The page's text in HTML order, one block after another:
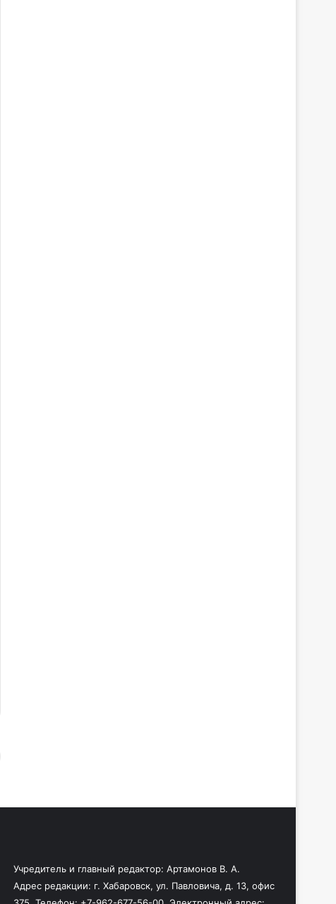
Учредитель и главный редактор: Артамонов В. А.
Адрес редакции: г. Хабаровск, ул. Павловича, д. 13, офис